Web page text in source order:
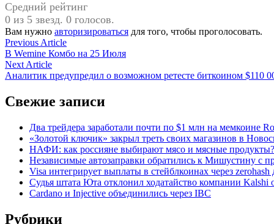
Средний рейтинг
0 из 5 звезд. 0 голосов.
Вам нужно авторизироваться для того, чтобы проголосовать.
Навигация
по
записям
Previous ArticlePrevious
article:
В Wemine Комбо на 25 Июля
Next ArticleNext
article:
Аналитик предупредил о возможном ретесте биткоином $110
Свежие записи
Два трейдера заработали почти по $1 млн на мемкоине
«Золотой ключик» закрыл треть своих магазинов в
НАФИ: как россияне выбирают мясо и мясные продукты?
Независимые автозаправки обратились к Мишустину с
Visa интегрирует выплаты в стейблкоинах через
Судья штата Юта отклонил ходатайство компании
Cardano и Injective объединились через IBC
Рубрики